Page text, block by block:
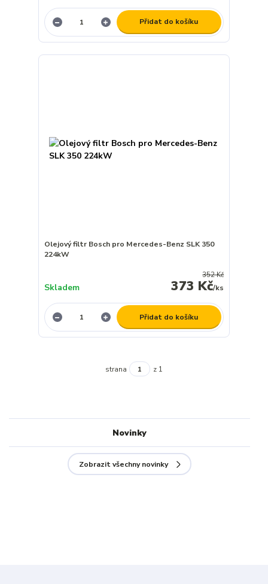
Přidat do košíku
Olejový filtr Bosch pro Mercedes-Benz SLK 350
224kW
352 Kč
373 Kč/ks
Skladem
Přidat do košíku
strana z 1
Novinky
Zobrazit všechny novinky